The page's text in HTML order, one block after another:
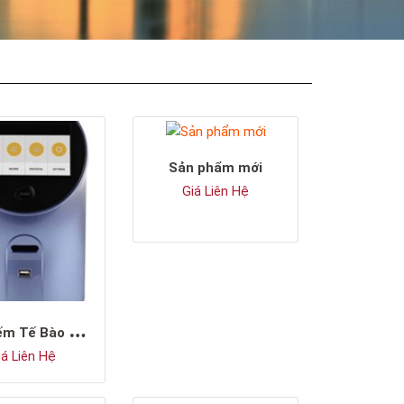
M
áy Đếm Tế Bào Nấm Men Tự Động
Liên Hệ
Sản phẩm mới
Giá Liên Hệ